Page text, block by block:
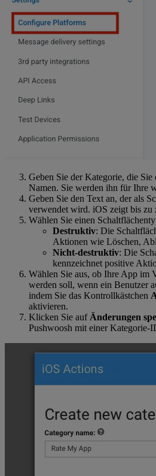
Geben Sie der Kategorie, die Sie
Namen. Sie werden ihn für Ihre
Geben Sie den Text an, der als
verwendet wird. iOS zeigt bis zu
Wählen Sie einen
Destruktiv: Die
Aktionen wie Löschen,
Nicht-destruktiv: Die
kennzeichnet positive
Wählen Sie aus, ob Ihre App im
werden soll, wenn ein Benutzer
indem Sie das Kontrollkästchen
aktivieren.
Klicken Sie auf Änderungen
Pushwoosh mit einer Kategorie-